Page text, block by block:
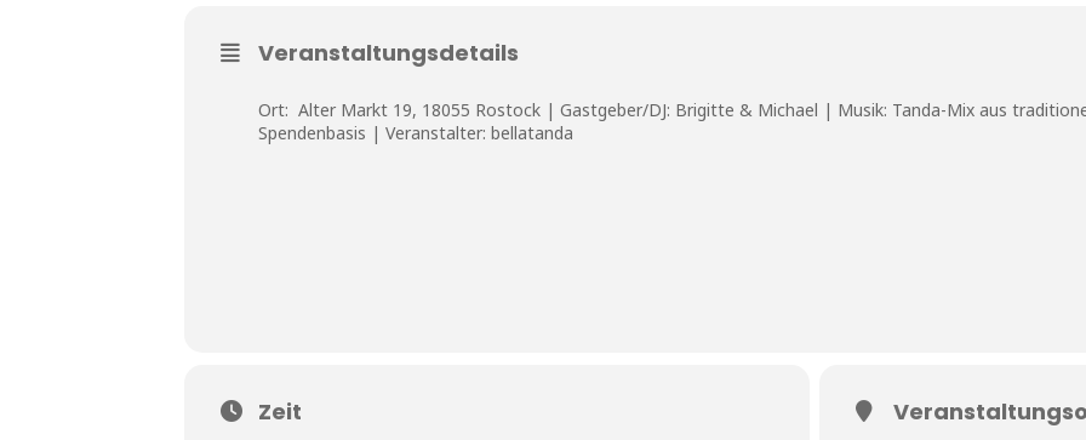
Veranstaltungsdetails
Ort: Alter Markt 19, 18055 Rostock | Gastgeber/DJ: Brigitte & Michael | Musik: Tanda-Mix aus
Spendenbasis | Veranstalter: bellatanda
Zeit